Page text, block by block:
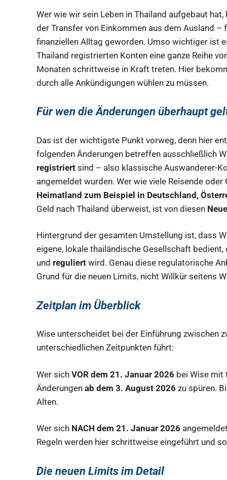
Wer wie wir sein Leben in Thailand aufgebaut
der Transfer von Einkommen aus dem Ausland
finanziellen Alltag geworden. Umso wichtiger ist
Thailand registrierten Konten eine ganze Reihe
Monaten schrittweise in Kraft treten. Hier
durch alle Ankündigungen wühlen zu müssen.
Für wen die Änderungen überhaupt
Das ist der wichtigste Punkt vorweg, denn hier
folgenden Änderungen betreffen ausschließlich
registriert sind – also klassische Auswanderer-
angemeldet wurden. Wer wie viele Reisende
Heimatland zum Beispiel in Deutschland,
Geld nach Thailand überweist, ist von diesen
Hintergrund der gesamten Umstellung ist, dass
eigene, lokale thailändische Gesellschaft
und reguliert wird. Genau diese regulatorische
Grund für die neuen Limits, nicht Willkür seitens
Zeitplan im Überblick
Wise unterscheidet bei der Einführung zwischen
unterschiedlichen Zeitpunkten führt:
Wer sich VOR dem 21. Januar 2026 bei Wise mit
Änderungen ab dem 3. August 2026 zu spüren.
Alten.
Wer sich NACH dem 21. Januar 2026
Regeln werden hier schrittweise eingeführt und
Die neuen Limits im Detail